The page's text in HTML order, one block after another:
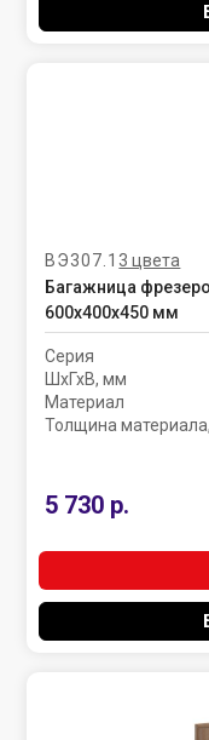
ВЭ307.1 3 цвета
Багажница
600х400х450 мм
Серия
ШхГхВ, мм
Материал
Толщина
5 730 р.